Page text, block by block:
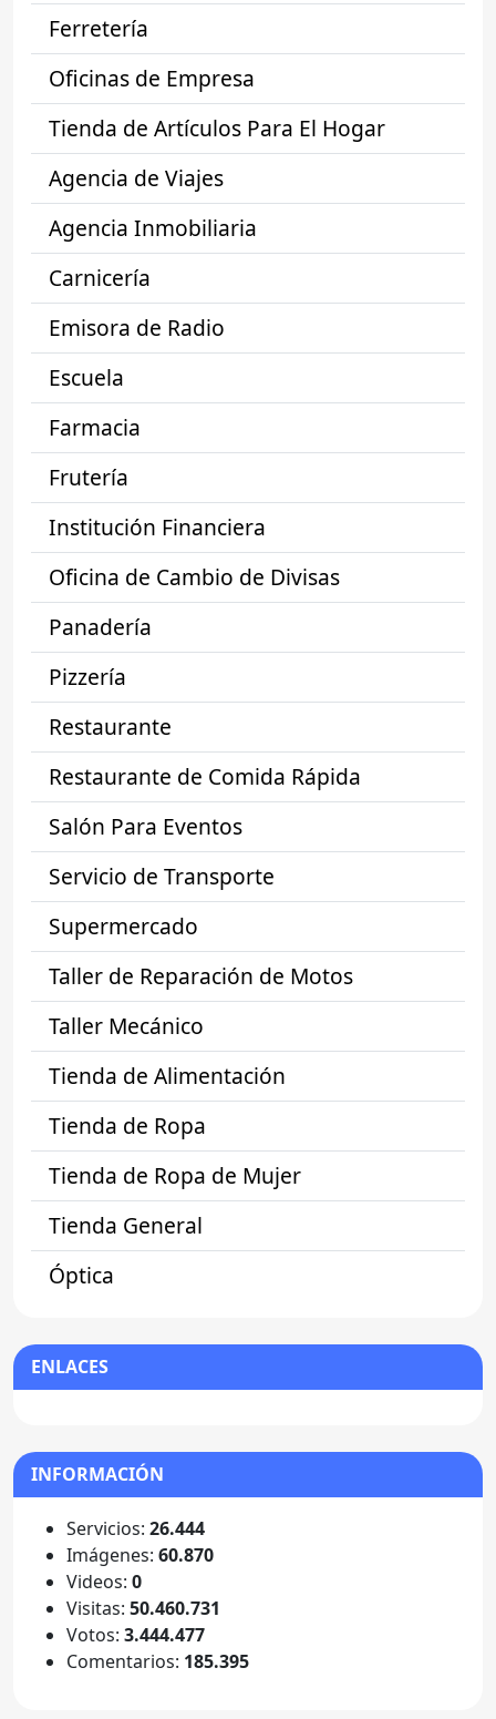
Ferretería
Oficinas de Empresa
Tienda de Artículos Para El Hogar
Agencia de Viajes
Agencia Inmobiliaria
Carnicería
Emisora de Radio
Escuela
Farmacia
Frutería
Institución Financiera
Oficina de Cambio de Divisas
Panadería
Pizzería
Restaurante
Restaurante de Comida Rápida
Salón Para Eventos
Servicio de Transporte
Supermercado
Taller de Reparación de Motos
Taller Mecánico
Tienda de Alimentación
Tienda de Ropa
Tienda de Ropa de Mujer
Tienda General
Óptica
ENLACES
INFORMACIÓN
Servicios: 26.444
Imágenes: 60.870
Videos: 0
Visitas: 50.460.731
Votos: 3.444.477
Comentarios: 185.395